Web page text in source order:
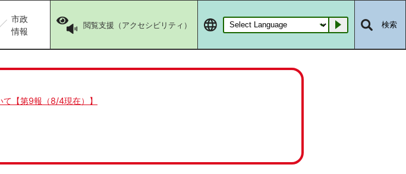
市政
情報
閲覧支援（アクセシビリティ） Go 検索
【第9報（8/4現在）】